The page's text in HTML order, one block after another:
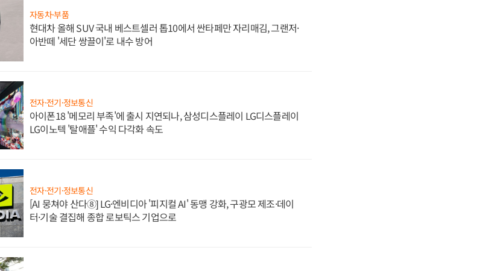
자동차·부품
현대차 올해 SUV 국내 베스트셀러 톱10에서 싼타페만 자리매김, 그랜저·
아반떼 '세단 쌍끌이'로 내수 방어
전자·전기·정보통신
아이폰18 '메모리 부족'에 출시 지연되나, 삼성디스플레이 LG디스플레이
LG이노텍 '탈애플' 수익 다각화 속도
전자·전기·정보통신
[AI 뭉쳐야 산다⑧] LG·엔비디아 '피지컬 AI' 동맹 강화, 구광모 제조·데이
터·기술 결집해 종합 로보틱스 기업으로